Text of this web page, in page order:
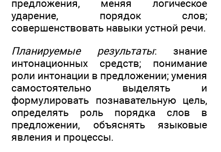
предложения, меняя логическое
ударение, порядок слов;
совершенствовать навыки устной речи.
Планируемые результаты: знание
интонационных средств; понимание
роли интонации в предложении; умения
самостоятельно выделять и
формулировать познавательную цель,
определять роль порядка слов в
предложении, объяснять языковые
явления и процессы.